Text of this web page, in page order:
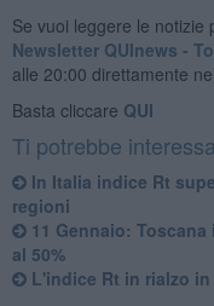
Se vuoi leggere le notizie
Newsletter QUInews -
alle 20:00 direttamente
Basta cliccare QUI
Ti potrebbe
In Italia indice Rt
regioni
11 Gennaio: Toscana
al 50%
L'indice Rt in rialzo in